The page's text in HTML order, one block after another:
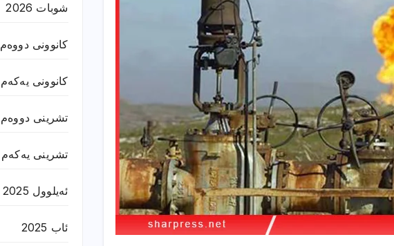
شوبات 2026
کانوونی دووەم 2026
کانوونی یەکەم 2025
تشرینی دووەم 2025
تشرینی یەکەم 2025
ئەیلوول 2025
ئاب 2025